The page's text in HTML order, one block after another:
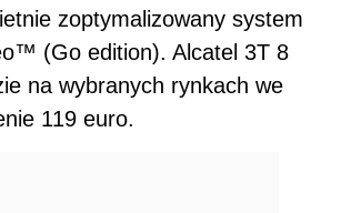
zoptymalizowany system
(Go edition). Alcatel 3T 8
na wybranych rynkach we
119 euro.